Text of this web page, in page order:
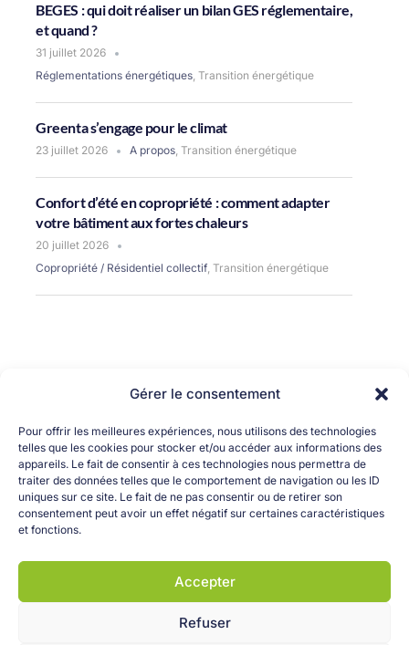
Gérer le consentement
Pour offrir les meilleures expériences, nous utilisons des technologies
telles que les cookies pour stocker et/ou accéder aux informations des
appareils. Le fait de consentir à ces technologies nous permettra de
traiter des données telles que le comportement de navigation ou les ID
uniques sur ce site. Le fait de ne pas consentir ou de retirer son
consentement peut avoir un effet négatif sur certaines caractéristiques
et fonctions.
Accepter
Refuser
BEGES : qui doit réaliser un bilan GES réglementaire,
et quand ?
31 juillet 2026
Réglementations énergétiques,Transition énergétique
Greenta s’engage pour le climat
23 juillet 2026 A propos,Transition énergétique
Confort d’été en copropriété : comment adapter
votre bâtiment aux fortes chaleurs
20 juillet 2026
Copropriété / Résidentiel collectif,Transition énergétique
OK